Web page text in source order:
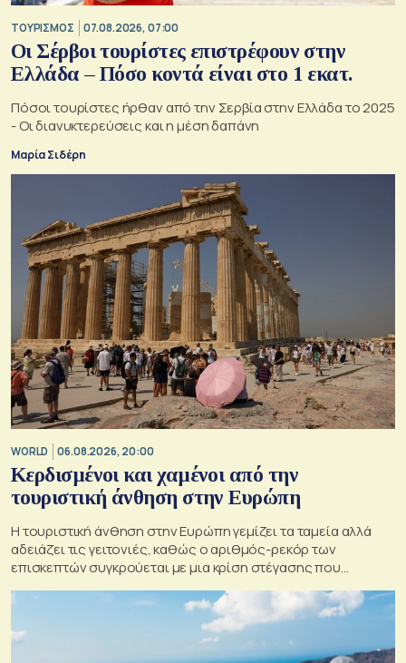
ΤΟΥΡΙΣΜΟΣ 07.08.2026, 07:00
Οι Σέρβοι τουρίστες επιστρέφουν στην
Ελλάδα – Πόσο κοντά είναι στο 1 εκατ.
Πόσοι τουρίστες ήρθαν από την Σερβία στην Ελλάδα το 2025
- Οι διανυκτερεύσεις και η μέση δαπάνη
Μαρία Σιδέρη
WORLD 06.08.2026, 20:00
Κερδισμένοι και χαμένοι από την
τουριστική άνθηση στην Ευρώπη
Η τουριστική άνθηση στην Ευρώπη γεμίζει τα ταμεία αλλά
αδειάζει τις γειτονιές, καθώς ο αριθμός-ρεκόρ των
επισκεπτών συγκρούεται με μια κρίση στέγασης που